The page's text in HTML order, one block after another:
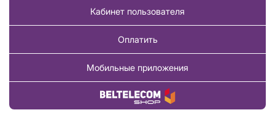
Кабинет пользователя
Оплатить
Мобильные приложения
Купить товар